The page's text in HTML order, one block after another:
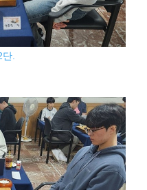
.